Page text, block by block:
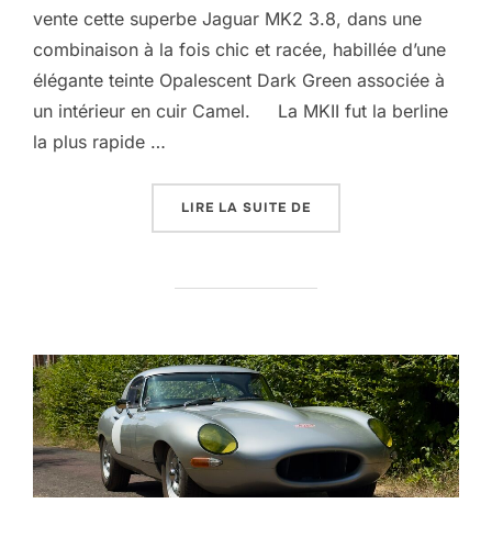
vente cette superbe Jaguar MK2 3.8, dans une
combinaison à la fois chic et racée, habillée d’une
élégante teinte Opalescent Dark Green associée à
un intérieur en cuir Camel. La MKII fut la berline
la plus rapide …
LIRE LA SUITE DE